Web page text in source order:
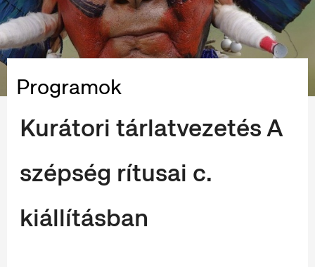
Programok
Kurátori tárlatvezetés A
szépség rítusai c.
kiállításban